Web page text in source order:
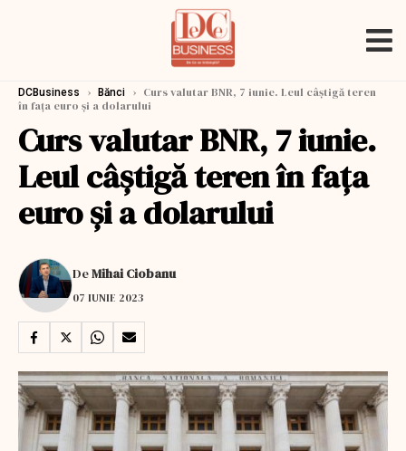
DCBusiness › Bănci › Curs valutar BNR, 7 iunie. Leul câştigă teren
în faţa euro şi a dolarului
Curs valutar BNR, 7 iunie.
Leul câştigă teren în faţa
euro şi a dolarului
DeMihai Ciobanu
07 IUNIE 2023